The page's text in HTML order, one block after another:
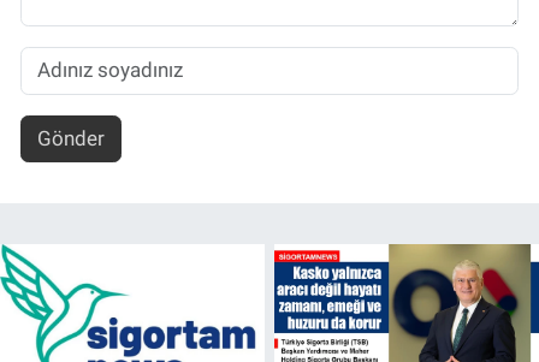
Gönder